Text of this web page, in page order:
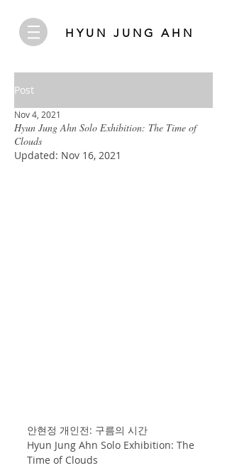
HYUN JUNG AHN
Post
Hyun Jung Ahn Solo Exhibition: The Time of
Clouds
Nov 4, 2021
Updated: Nov 16, 2021
안현정 개인전: 구름의 시간
Hyun Jung Ahn Solo Exhibition: The
Time of Clouds